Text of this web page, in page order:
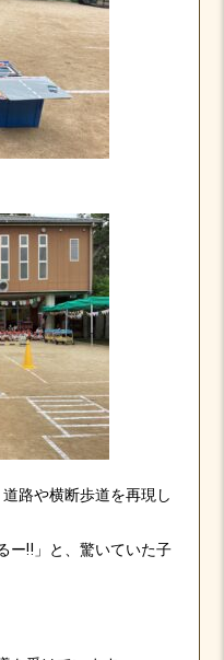
路や横断歩道を再現し
ー‼」と、驚いていた子